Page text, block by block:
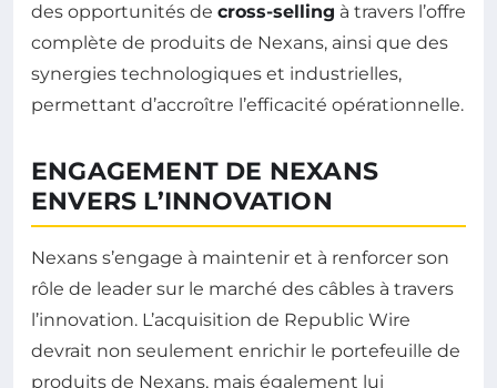
des opportunités de cross-selling à travers l’offre
complète de produits de Nexans, ainsi que des
synergies technologiques et industrielles,
permettant d’accroître l’efficacité opérationnelle.
ENGAGEMENT DE NEXANS
ENVERS L’INNOVATION
Nexans s’engage à maintenir et à renforcer son
rôle de leader sur le marché des câbles à travers
l’innovation. L’acquisition de Republic Wire
devrait non seulement enrichir le portefeuille de
produits de Nexans, mais également lui